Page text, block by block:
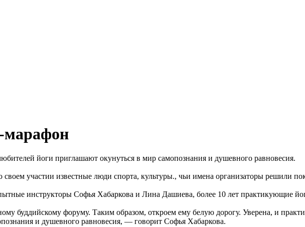
марафон
йоги приглашают окунуться в мир самопознания и душевного равновесия.
участии известные люди спорта, культуры., чьи имена организаторы решили
инструкторы Софья Хабаркова и Лина Дашиева, более 10 лет практикующие
буддийскому форуму. Таким образом, откроем ему белую дорогу. Уверена, и
и душевного равновесия, — говорит Софья Хабаркова.